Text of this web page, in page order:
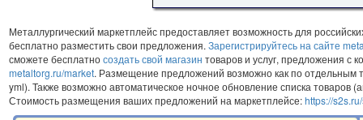
Металлургический маркетплейс предоставляет возможность для
бесплатно разместить свои предложения. Зарегистрируйтесь на сайте
сможете бесплатносоздать свой магазин товаров и услуг, предложения с
metaltorg.ru/market. Размещение предложений возможно как по
yml). Также возможно автоматическое ночное обновление списка товаров
Стоимость размещения ваших предложений на маркетплейсе:https://